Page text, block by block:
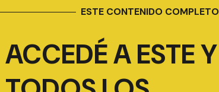
ESTE CONTENIDO
ACCEDÉ A ESTE